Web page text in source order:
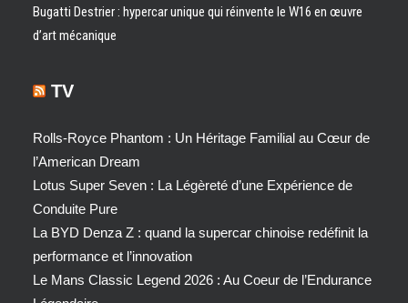
Bugatti Destrier : hypercar unique qui réinvente le W16 en œuvre
d’art mécanique
TV
Rolls-Royce Phantom : Un Héritage Familial au Cœur de
l’American Dream
Lotus Super Seven : La Légèreté d’une Expérience de
Conduite Pure
La BYD Denza Z : quand la supercar chinoise redéfinit la
performance et l’innovation
Le Mans Classic Legend 2026 : Au Coeur de l’Endurance